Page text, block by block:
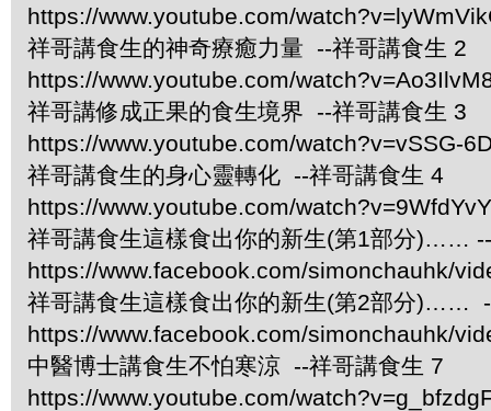
https://www.youtube.com/
祥哥講食生的神奇療癒力量 --祥哥講食生 2
https://www.youtube.com/
祥哥講修成正果的食生境界 --祥哥講食生 3
https://www.youtube.com/watch?v=vSSG-
祥哥講食生的身心靈轉化 --祥哥講食生 4
https://www.youtube.com/
祥哥講食生這樣食出你的新生(第1部分)……
https://www.facebook.com/simonchauhk/
祥哥講食生這樣食出你的新生(第2部分)……
https://www.facebook.com/simonchauhk/
中醫博士講食生不怕寒涼 --祥哥講食生 7
https://www.youtube.com/